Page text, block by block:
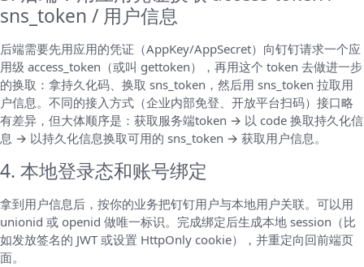
sns_token / 用户信息
后端需要先用应用的凭证（AppKey/AppSecret）向钉钉请求一个应
用级 access_token（或叫 gettoken），再用这个 token 去做进一步
的换取：拿持久化码、换取 sns_token，然后用 sns_token 拉取用
户信息。不同的接入方式（企业内部免登、开放平台扫码）接口略
有差异，但大体顺序是：获取服务端token → 以 code 换取持久化信
息 → 以持久化信息换取可用的 sns_token → 获取用户信息。
4. 本地登录态和账号绑定
拿到用户信息后，按你的业务把钉钉用户与本地用户关联。可以用
unionid 或 openid 做唯一标识。完成绑定后生成本地 session（比
如发放签名的 JWT 或设置 HttpOnly cookie），并重定向回前端页
面。